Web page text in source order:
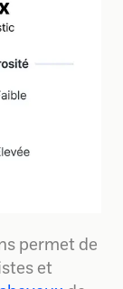
permet de
et